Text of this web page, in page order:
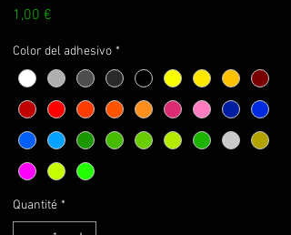
1,00 €
Color del adhesivo *
Quantité *